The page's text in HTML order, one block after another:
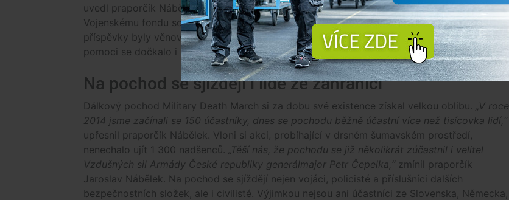
uvedl praporčík Nábělek. Od roku 2019 je tak část výtěžku pravidelně darována i
Vojenskému fondu solidarity. Celkově účastníci přispěli již 175 tisíci korunami. Finanční
příspěvky byly věnovány i Nadaci policistů a hasičů, několika sborům dobrovolných hasičů a
pomoci se dočkalo i několik rodin s nemocnými dětmi.
Na pochod se sjíždějí i lidé ze zahraničí
Dálkový pochod Military Death March si za dobu své existence získal velkou oblibu.
„V roce
2014 jsme začínali se 150 účastníky, dnes se pochodu běžně účastní více než tisícovka lidí,“
upřesnil praporčík Nábělek. Vloni si akci, probíhající v drsném šumavském prostředí,
nenechalo ujít 1 300 nadšenců.
„Těší nás, že pochodu se již několikrát zúčastnil i velitel
Vzdušných sil Armády České republiky generálmajor Petr Čepelka,“ zmínil praporčík
Jaroslav Nábělek. Na pochod se sjíždějí nejen vojáci, policisté a příslušníci dalších
bezpečnostních složek, ale i civilisté. Výjimkou nejsou ani účastníci ze Slovenska, Německa,